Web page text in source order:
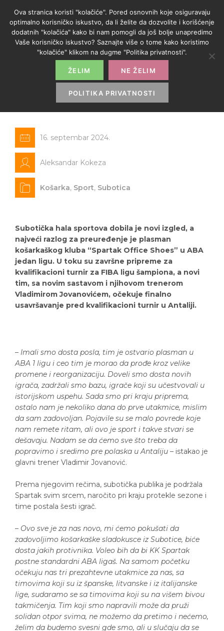
Subotička hala sportova
preuređena, košarkaši spremni
za polazak u Antaliju
16. septembar 2024.
Aleksandar Kokeza
Košarka, Sport, Subotica
Subotička hala sportova dobila je novi izgled, a
najveći razlog za preuređenje je plasman
košarkaškog kluba “Spartak Office Shoes” u ABA
jedan ligu. U toku su završne pripreme za
kvalifikacioni turnir za FIBA ligu šampiona, a novi
tim, sa novim sastavom i njihovom trenerom
Vladimirom Jovanovićem, očekuje finalno
usavršavanje pred kvalifikacioni turnir u Antaliji.
– Imali smo dosta posla, tim je ostvario plasman u
ABA 1 ligu i ceo tim je morao da prođe kroz velike
promene i reorganizaciju. Doveli smo dosta novih
igrača, zadržali smo bazu, igrače koji su učestvovali u
istorijskom uspehu. Sada smo pri kraju priprema,
ostalo nam je nekoliko dana do prve utakmice, mislim
da sam zadovoljan. Pojavile su se malo povrede koje
nam remete ritam, ali ovo je sport i takve stvari se
dešavaju. Nadam se da ćemo sve što treba da
popravimo i sredimo pre polaska u Antaliju – istakao je
glavni trener Vladimir Jovanović.
Prema njegovim rečima, subotička publika je podržala
Spartak svim srcem, naročito pri kraju protekle sezone i
time postala šesti igrač.
– Ovo sve je za nas novo, mi ćemo pokušati da
zadovoljimo košarkaške sladokusce iz Subotice, biće
dosta jakih protivnika. Voleo bih da bi KK Spartak
postne standardni ABA ligaš. Na samom početku
očekuju nas tri prezahtevne utakmice za nas, sa
timovima koji su iz španske, litvanske i iz italijanske
lige, sudaramo se sa timovima koji su na višem bivou
takmičenja. Tim koji smo napravili može da pruži
solidan otpor svima, ne možemo da pretimo i nećemo,
želim da budemo svesni gde smo, ali u slučaju da se
Ova stranica koristi "kolačiće". Pored osnovnih koje osiguravaju
optimalno korisničko iskustvo, da li želite da dozvolite i korišćenje
dodatnih "kolačića" kako bi nam pomogli da još bolje unapredimo
Vaše korisničko iskustvo? Saznajte više o tome kako koristimo
"kolačiće" klikom na dugme "Politika privatnosti".
ŽELIM NE ŽELIM
POLITIKA PRIVATNOSTI